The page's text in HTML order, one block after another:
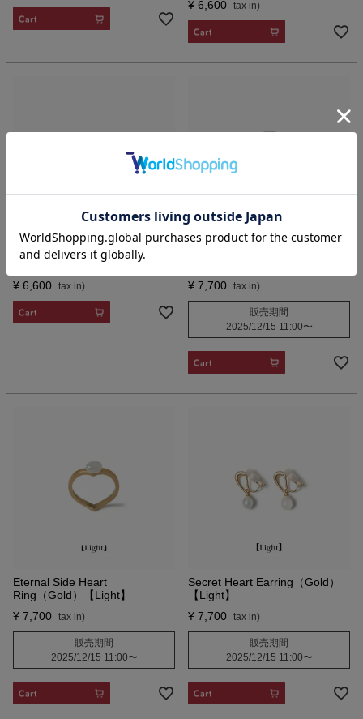
¥ 6,600
Flower Earrings (Gold)
¥ 6,600
¥ 7,700
販売期間
2025/12/15 11:00〜
Eternal Side Heart
Ring（Gold）【Light】
¥ 7,700
販売期間
2025/12/15 11:00〜
Secret Heart Earring（Gold）
【Light】
¥ 7,700
販売期間
2025/12/15 11:00〜